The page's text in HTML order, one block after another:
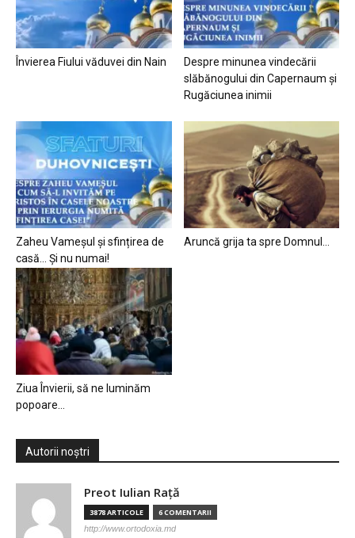
Învierea Fiului văduvei din Nain
Despre minunea vindecării
slăbănogului din Capernaum și
Rugăciunea inimii
Zaheu Vameșul și sfințirea de
casă… Și nu numai!
Aruncă grija ta spre Domnul…
Ziua Învierii, să ne luminăm
popoare…
Autorii noștri
Preot Iulian Raţă
3878 ARTICOLE 6 COMENTARII
http://www.ortodoxia.md